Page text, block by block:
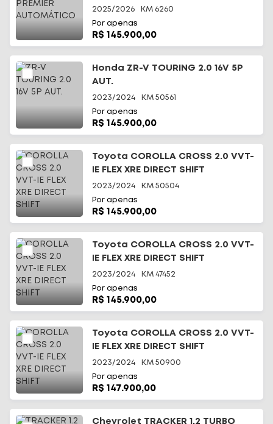
2025/2026 KM 6260
Por apenas
R$ 145.900,00
Honda ZR-V TOURING 2.0 16V 5P
AUT.
2023/2024 KM 50561
Por apenas
R$ 145.900,00
Toyota COROLLA CROSS 2.0 VVT-
IE FLEX XRE DIRECT SHIFT
2023/2024 KM 50504
Por apenas
R$ 145.900,00
Toyota COROLLA CROSS 2.0 VVT-
IE FLEX XRE DIRECT SHIFT
2023/2024 KM 47452
Por apenas
R$ 145.900,00
Toyota COROLLA CROSS 2.0 VVT-
IE FLEX XRE DIRECT SHIFT
2023/2024 KM 50900
Por apenas
R$ 147.900,00
Chevrolet TRACKER 1.2 TURBO